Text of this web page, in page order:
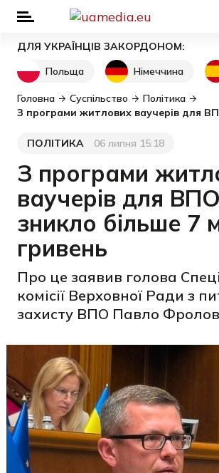
ДЛЯ УКРАЇНЦІВ ЗАКОРДОНОМ:
Польща
Німеччина
Головна Суспільство
Політика
Категорія
ПОЛІТИКА
Дата публікації06 липня 15:18
З програми
ваучерів для ВПО
зникло більше 7
гривень
Про це заявив голова
комісії Верховної Ради з
захисту ВПО Павло Фролов